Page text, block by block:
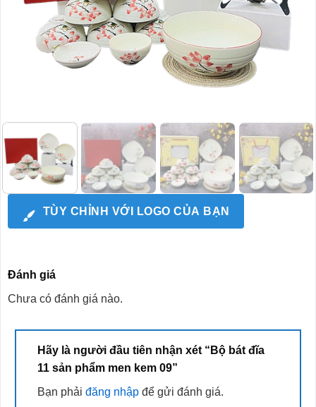
TÙY CHỈNH VỚI LOGO CỦA BẠN
Đánh giá
Chưa có đánh giá nào.
Hãy là người đầu tiên nhận xét “Bộ bát đĩa
11 sản phẩm men kem 09”
Bạn phải đăng nhậpđể gửi đánh giá.